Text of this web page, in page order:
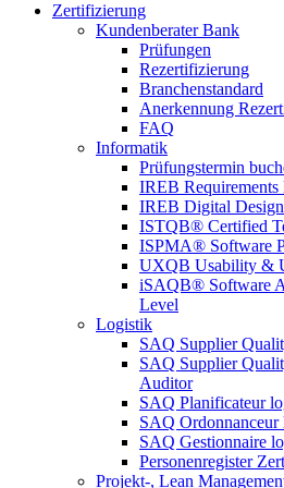
Zertifizierung
Kundenberater Bank
Prüfungen
Rezertifizierung
Branchenstandard
Anerkennung
FAQ
Informatik
Prüfungstermin
IREB Requirements
IREB Digital
ISTQB® Certified
ISPMA® Software
UXQB Usability &
iSAQB® Software
Level
Logistik
SAQ Supplier
SAQ Supplier
Auditor
SAQ Planificateur
SAQ Ordonnanceur
SAQ Gestionnaire
Personenregister
Projekt-, Lean